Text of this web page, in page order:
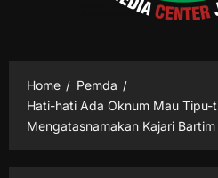
Home
Pemda
Hati-hati Ada Oknum Mau Tipu-
Mengatasnamakan Kajari Bartim